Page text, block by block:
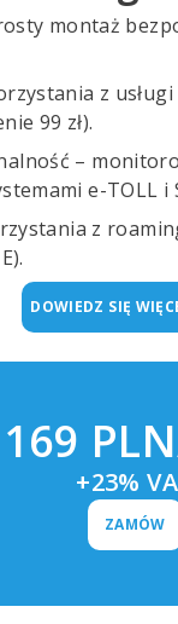
169
+23%
ZAMÓW
montaż
z
99 zł).
–
e-TOLL i
z
DOWIEDZ SIĘ